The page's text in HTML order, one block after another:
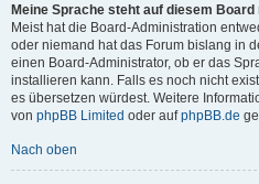
Meine Sprache steht auf diesem
Meist hat die Board-Administration
oder niemand hat das Forum bislang in
einen Board-Administrator, ob er das
installieren kann. Falls es noch nicht
es übersetzen würdest. Weitere
von phpBB Limited oder aufphpBB.de
Nach oben